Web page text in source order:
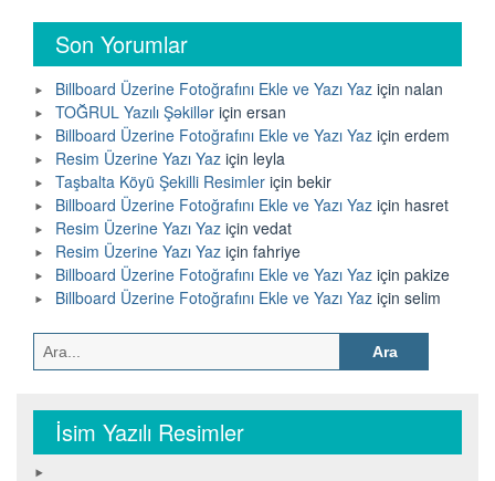
Son Yorumlar
Billboard Üzerine Fotoğrafını Ekle ve Yazı Yaz için nalan
TOĞRUL Yazılı Şəkillər için ersan
Billboard Üzerine Fotoğrafını Ekle ve Yazı Yaz için erdem
Resim Üzerine Yazı Yaz için leyla
Taşbalta Köyü Şekilli Resimler için bekir
Billboard Üzerine Fotoğrafını Ekle ve Yazı Yaz için hasret
Resim Üzerine Yazı Yaz için vedat
Resim Üzerine Yazı Yaz için fahriye
Billboard Üzerine Fotoğrafını Ekle ve Yazı Yaz için pakize
Billboard Üzerine Fotoğrafını Ekle ve Yazı Yaz için selim
Arama:
İsim Yazılı Resimler